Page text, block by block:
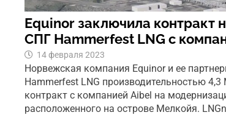
Equinor заключила контракт
СПГ Hammerfest LNG с
14 февраля 2023
Норвежская компания Equinor и ее
Hammerfest LNG производительностью
контракт с компанией Aibel на
расположенного на острове Мелкойя.